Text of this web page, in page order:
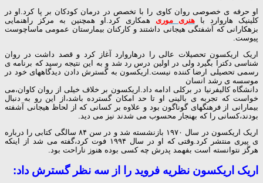
او حرفه ی خصوصی روان کاوی را با تخصص در درمان کودکان بر پا کرد.او در
کلینیک هاروارد باهنری موری همکاری کرد.او همچنین به مرکز راهنمایی
بزهکارانی که آشفتگی هیجانی داشتند و کارکنان بیمارستان عمومی ماساچوست
پیوست.
اریک اریکسون تحصیلات عالی را درهاروارد آغاز کرد و قصد داشت در روان
شناسی دکترا بگیرد ولی در اولین درس رد شد و به این نتیجه رسید که برنامه ی
رسمی تحصیلی ارضا کننده نیست.اریکسون به گسترش دادن دیدگاههای خود در
موسسه ی رشد انسان
دانشگاه کالیفرنیا در برکلی ادامه داد.اریکسون بر خلاف خیلی از روان کاوان،می
خواست که تجربه ی بالینی او تا حد امکان گسترده باشد،از این رو به دنبال
بیمارانی از فرهنگهای گوناگون بود و علاوه بر کسانی که از لحاظ هیجانی آشفته
بودند،کسانی را که بهنجار محسوب می شدند نیز می دید.
اریک اریکسون در سال ۱۹۷۰ بازنشسته شد و در سن ۸۴ سالگی کتابی را درباره
ی پیری منتشر کرد.وقتی که او در سال ۱۹۹۴ فوت کرد،گفته می شد از اینکه
هرگز نتوانسته است بفهمد پدرش چه کسی بوده هنوز ناراحت بود.
اریک اریکسون نظریه فروید را از سه نظر گسترش داد: